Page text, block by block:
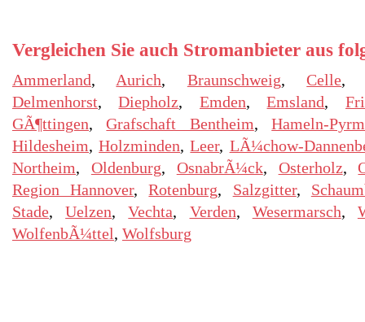
Vergleichen Sie auch Stromanbieter aus
Ammerland, Aurich, Braunschweig,Celle
Delmenhorst,Diepholz, Emden,Emsland,
GÃ¶ttingen,Grafschaft Bentheim,Hameln-
Hildesheim,Holzminden,Leer, LÃ¼chow-
Northeim, Oldenburg, OsnabrÃ¼ck, Osterholz,
Region Hannover,Rotenburg, Salzgitter,
Stade,Uelzen,Vechta, Verden, Wesermarsch,
WolfenbÃ¼ttel, Wolfsburg